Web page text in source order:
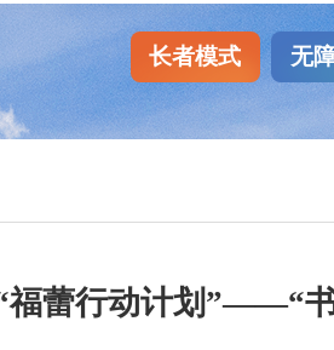
长者模式 无
福蕾行动计划”——“